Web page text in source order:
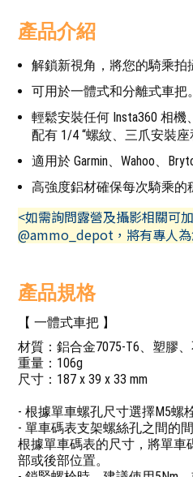
產品介紹
解鎖新視角，將您的騎乘拍
可用於一體式和分離式車把。
輕鬆安裝任何 Insta360 相機
配有 1/4 “螺紋、三爪安裝座
適用於 Garmin、Wahoo、
高強度鋁材確保每次騎乘的
<如需詢問露營及攝影相關可
@ammo_depot，將有專人
產品規格
【 一體式車把 】
材質：鋁合金7075-T6、塑膠
重量：106g
尺寸：187 x 39 x 33 mm
- 根據單車螺孔尺寸選擇M5螺
- 單車碼表支架螺絲孔之間的間
根據單車碼表的尺寸，將單車
部或後部位置。